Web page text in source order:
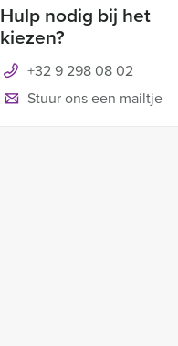
Hulp nodig bij het
kiezen?
+32 9 298 08 02
Stuur ons een mailtje